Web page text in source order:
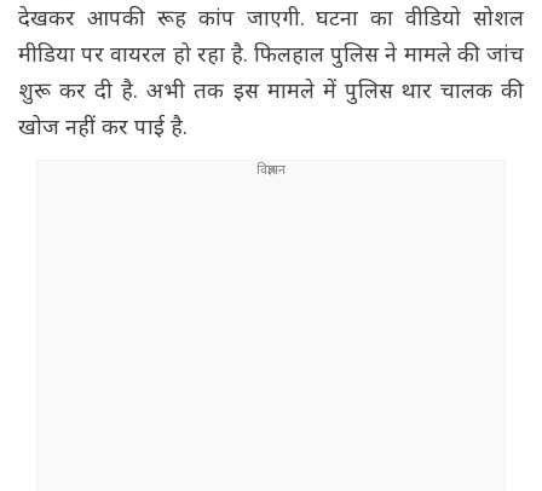
देखकर आपकी रूह कांप जाएगी. घटना का वीडियो सोशल
मीडिया पर वायरल हो रहा है. फिलहाल पुलिस ने मामले की जांच
शुरू कर दी है. अभी तक इस मामले में पुलिस थार चालक की
खोज नहीं कर पाई है.